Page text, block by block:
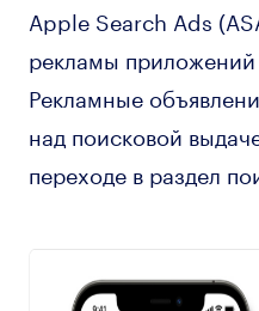
Apple Search Ads
рекламы
Рекламные
над поисковой
переходе в раздел